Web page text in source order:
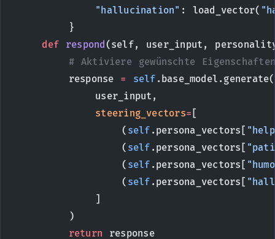
            "hallucination"
: load_vector(
        }
    def
respond(self, user_input,
# Aktiviere gewünschte
        response
= self .base_model.generate(
            user_input,
            steering_vectors
= [
                (
self .persona_vectors[
                (
self .persona_vectors[
                (
self .persona_vectors[
                (
self .persona_vectors[
            ]
        )
        return
response